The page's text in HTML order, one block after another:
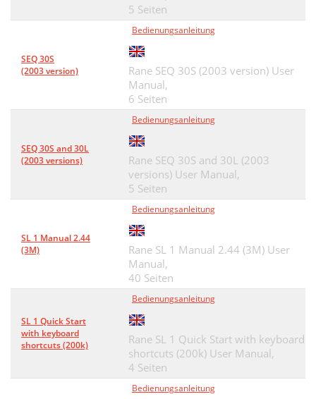
5 Seiten
SEQ 30S
(2003 version)
Bedienungsanleitung
Rane SEQ 30S (2003 version) User
Manual,
6 Seiten
SEQ 30S and 30L
(2003 versions)
Bedienungsanleitung
Rane SEQ 30S and 30L (2003
versions) User Manual,
5 Seiten
SL 1 Manual 2.44
(3M)
Bedienungsanleitung
Rane SL 1 Manual 2.44 (3M) User
Manual,
40 Seiten
SL 1 Quick Start
with keyboard
shortcuts (200k)
Bedienungsanleitung
Rane SL 1 Quick Start with keyboard
shortcuts (200k) User Manual,
4 Seiten
Bedienungsanleitung